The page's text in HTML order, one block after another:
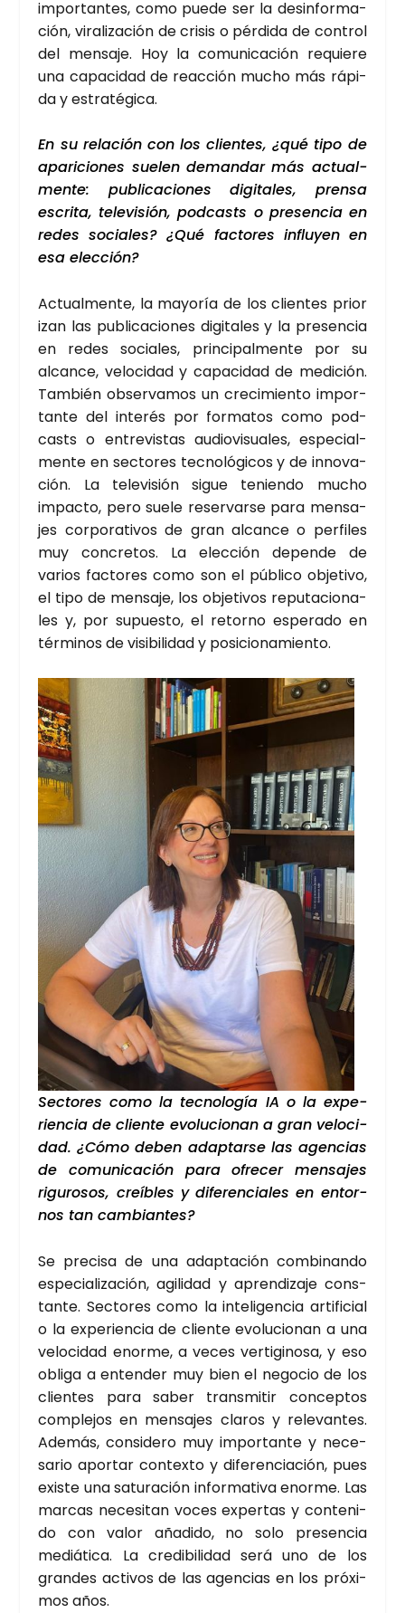
impor­tan­tes, como pue­de ser la des­in­for­ma­
ción, vira­li­za­ción de cri­sis o pér­di­da de con­trol
del men­sa­je. Hoy la comu­ni­ca­ción requie­re
una capa­ci­dad de reac­ción mucho más rápi­
da y estra­té­gi­ca.
En su rela­ción con los clien­tes, ¿qué tipo de
apa­ri­cio­nes sue­len deman­dar más actual­
men­te: publi­ca­cio­nes digi­ta­les, pren­sa
escri­ta, tele­vi­sión, pod­casts o pre­sen­cia en
redes socia­les? ¿Qué fac­to­res influ­yen en
esa elec­ción?
Actual­men­te, la mayo­ría de los clien­tes prio­r
i­zan las publi­ca­cio­nes digi­ta­les y la pre­sen­cia
en redes socia­les, prin­ci­pal­men­te por su
alcan­ce, velo­ci­dad y capa­ci­dad de medi­ción.
Tam­bién obser­va­mos un cre­ci­mien­to impor­
tan­te del inte­rés por for­ma­tos como pod­
casts o entre­vis­tas audio­vi­sua­les, espe­cial­
men­te en sec­to­res tec­no­ló­gi­cos y de inno­va­
ción. La tele­vi­sión sigue tenien­do mucho
impac­to, pero sue­le reser­var­se para men­sa­
jes cor­po­ra­ti­vos de gran alcan­ce o per­fi­les
muy con­cre­tos. La elec­ción depen­de de
varios fac­to­res como son el públi­co obje­ti­vo,
el tipo de men­sa­je, los obje­ti­vos repu­tacio­na­
les y, por supues­to, el retorno espe­ra­do en
tér­mi­nos de visi­bi­li­dad y posi­cio­na­mien­to.
Sec­to­res como la tec­no­lo­gía IA o la expe­
rien­cia de clien­te evo­lu­cio­nan a gran velo­ci­
dad. ¿Cómo deben adap­tar­se las agen­cias
de comu­ni­ca­ción para ofre­cer men­sa­jes
rigu­ro­sos, creí­bles y dife­ren­cia­les en entor­
nos tan cam­bian­tes?
Se pre­ci­sa de una adap­ta­ción com­bi­nan­do
espe­cia­li­za­ción, agi­li­dad y apren­di­za­je cons­
tan­te. Sec­to­res como la inte­li­gen­cia arti­fi­cial
o la expe­rien­cia de clien­te evo­lu­cio­nan a una
velo­ci­dad enor­me, a veces ver­ti­gi­no­sa, y eso
obli­ga a enten­der muy bien el nego­cio de los
clien­tes para saber trans­mi­tir con­cep­tos
com­ple­jos en men­sa­jes cla­ros y rele­van­tes.
Ade­más, con­si­de­ro muy impor­tan­te y nece­
sa­rio apor­tar con­tex­to y dife­ren­cia­ción, pues
exis­te una satu­ra­ción infor­ma­ti­va enor­me. Las
mar­cas nece­si­tan voces exper­tas y con­te­ni­
do con valor aña­di­do, no solo pre­sen­cia
mediá­ti­ca. La cre­di­bi­li­dad será uno de los
gran­des acti­vos de las agen­cias en los pró­xi­
mos años.